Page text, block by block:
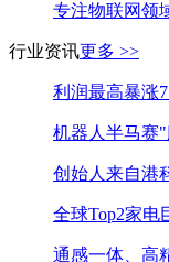
专注物联网领
行业资讯更多 >>
利润最高暴涨
机器人半马赛
创始人来自港
全球Top2家电
通感一体、高